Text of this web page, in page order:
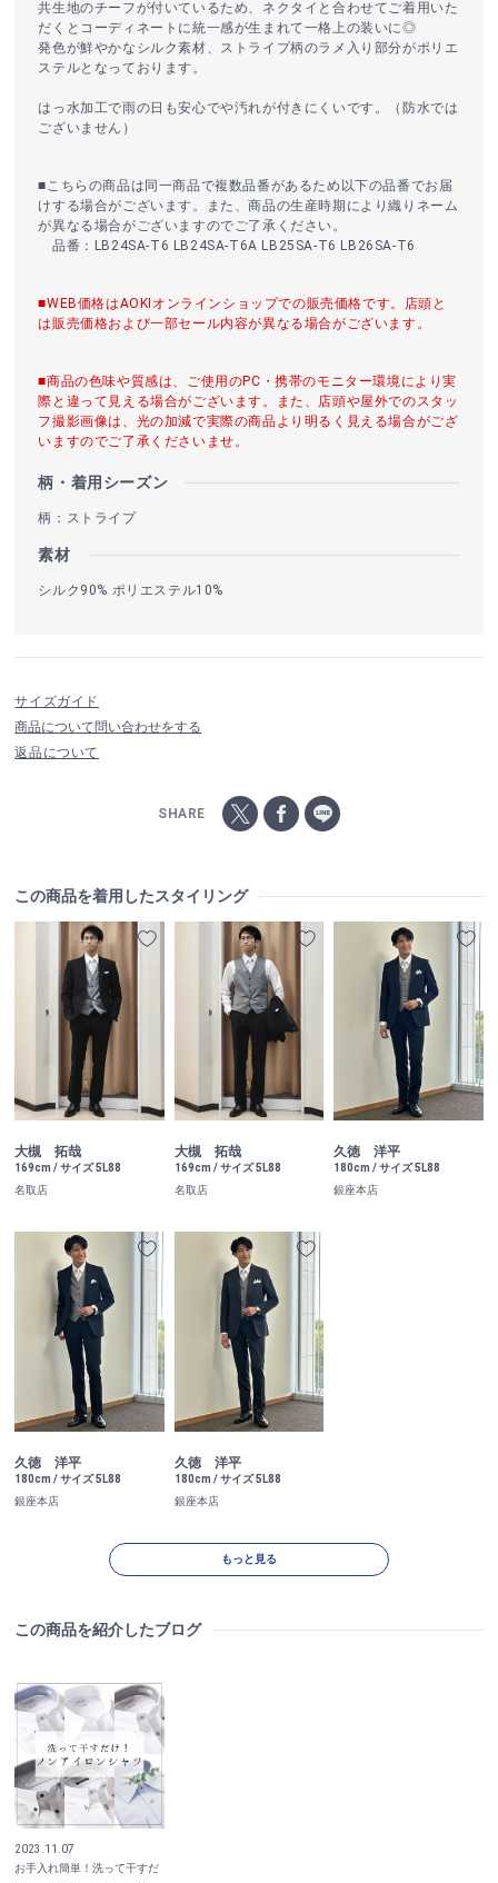
共生地のチーフが付いているため、ネクタイと合わせてご着用いた
だくとコーディネートに統一感が生まれて一格上の装いに◎
発色が鮮やかなシルク素材、ストライプ柄のラメ入り部分がポリエ
ステルとなっております。
はっ水加工で雨の日も安心でや汚れが付きにくいです。（防水では
ございません）
■こちらの商品は同一商品で複数品番があるため以下の品番でお届
けする場合がございます。また、商品の生産時期により織りネーム
が異なる場合がございますのでご了承ください。
品番：LB24SA-T6 LB24SA-T6A LB25SA-T6 LB26SA-T6
■WEB価格はAOKIオンラインショップでの販売価格です。店頭と
は販売価格および一部セール内容が異なる場合がございます。
■商品の色味や質感は、ご使用のPC・携帯のモニター環境により実
際と違って見える場合がございます。また、店頭や屋外でのスタッ
フ撮影画像は、光の加減で実際の商品より明るく見える場合がござ
いますのでご了承くださいませ。
柄・着用シーズン
柄：ストライプ
素材
シルク90% ポリエステル10%
サイズガイド
商品について問い合わせをする
返品について
SHARE
この商品を着用したスタイリング
大槻 拓哉
169cm / サイズ 5L88
名取店
大槻 拓哉
169cm / サイズ 5L88
名取店
久徳 洋平
180cm / サイズ 5L88
銀座本店
久徳 洋平
180cm / サイズ 5L88
銀座本店
久徳 洋平
180cm / サイズ 5L88
銀座本店
もっと見る
この商品を紹介したブログ
2023.11.07
お手入れ簡単！洗って干すだ